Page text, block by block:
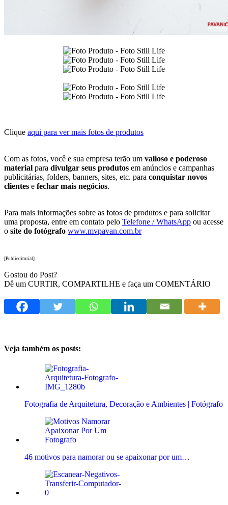
Clique aqui para ver mais fotos de produtos
Com as fotos, você e sua empresa terão um valioso e poderoso
material para divulgar seus produtos em anúncios e campanhas
publicitárias, folders, banners, sites, etc. para conquistar novos
clientes e fechar mais negócios.
Para mais informações sobre as fotos de produtos e para solicitar
uma proposta, entre em contato pelo Telefone / WhatsApp ou acesse
o site do fotógrafo www.mvpavan.com.br
[Publieditorial]
Gostou do Post?
Dê um CURTIR, COMPARTILHE e faça um COMENTÁRIO
Veja também os posts:
Fotografia de Arquitetura, Decoração e Ambientes | Fotógrafo
46 motivos para namorar ou se apaixonar por um…